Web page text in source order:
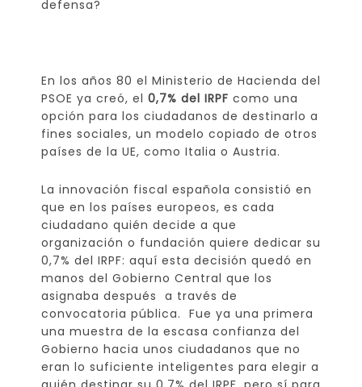
defensa?
En los años 80 el Ministerio de Hacienda del
PSOE ya creó, el 0,7% del IRPF como una
opción para los ciudadanos de destinarlo a
fines sociales, un modelo copiado de otros
países de la UE, como Italia o Austria.
La innovación fiscal española consistió en
que en los países europeos, es cada
ciudadano quién decide a que
organización o fundación quiere dedicar su
0,7% del IRPF: aquí esta decisión quedó en
manos del Gobierno Central que los
asignaba después a través de
convocatoria pública. Fue ya una primera
una muestra de la escasa confianza del
Gobierno hacia unos ciudadanos que no
eran lo suficiente inteligentes para elegir a